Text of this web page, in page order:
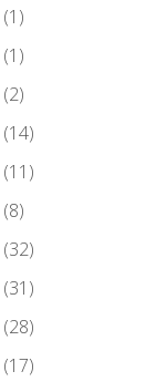
(1)
(1)
(2)
(14)
(11)
(8)
(32)
(31)
(28)
(17)